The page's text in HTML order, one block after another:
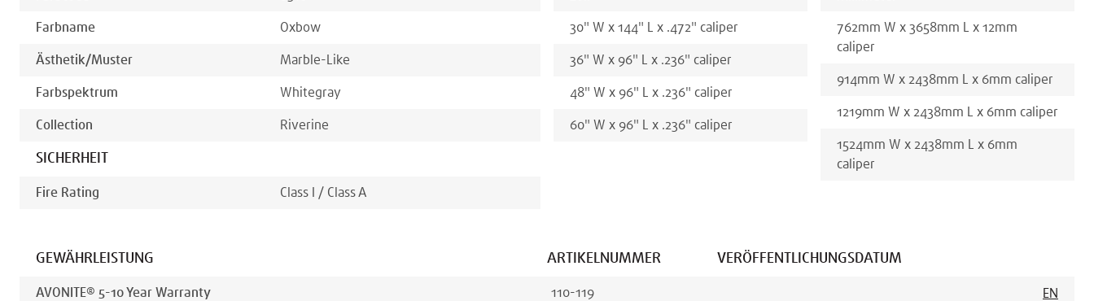
Farbname Oxbow
Ästhetik/muster Marble-Like
Farbspektrum WhiteGray
Collection Riverine
SICHERHEIT
Fire Rating Class I / Class A
30" W x 144" L x .472" caliper
36" W x 96" L x .236" caliper
48" W x 96" L x .236" caliper
60" W x 96" L x .236" caliper
762mm W x 3658mm L x 12mm
caliper
914mm W x 2438mm L x 6mm caliper
1219mm W x 2438mm L x 6mm caliper
1524mm W x 2438mm L x 6mm
caliper
GEWÄHRLEISTUNG ARTIKELNUMMER VERÖFFENTLICHUNGSDATUM
AVONITE® 5-10 Year Warranty 110-119 EN